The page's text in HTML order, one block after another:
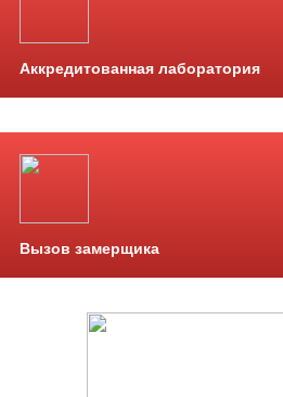
Аккредитованная лаборатория
Вызов замерщика